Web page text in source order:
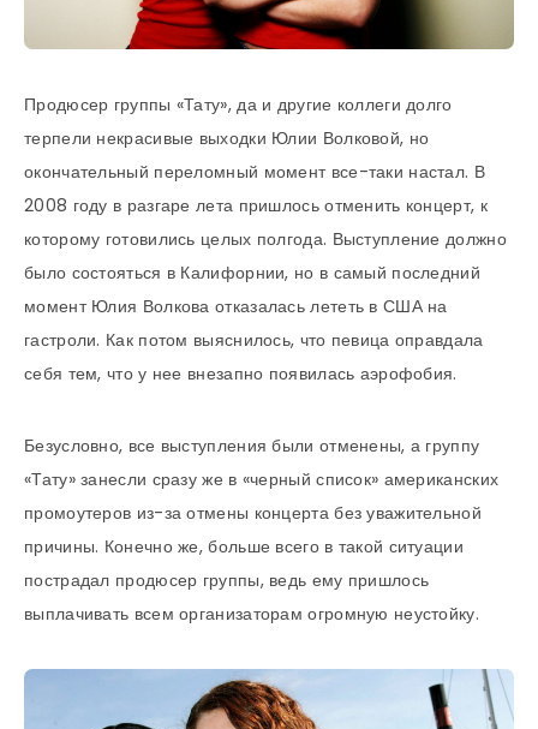
Продюсер группы «Тату», да и другие коллеги долго
терпели некрасивые выходки Юлии Волковой, но
окончательный переломный момент все-таки настал. В
2008 году в разгаре лета пришлось отменить концерт, к
которому готовились целых полгода. Выступление должно
было состояться в Калифорнии, но в самый последний
момент Юлия Волкова отказалась лететь в США на
гастроли. Как потом выяснилось, что певица оправдала
себя тем, что у нее внезапно появилась аэрофобия.
Безусловно, все выступления были отменены, а группу
«Тату» занесли сразу же в «черный список» американских
промоутеров из-за отмены концерта без уважительной
причины. Конечно же, больше всего в такой ситуации
пострадал продюсер группы, ведь ему пришлось
выплачивать всем организаторам огромную неустойку.